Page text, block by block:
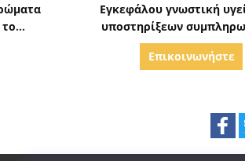
Εγκεφάλου γνωστική
υποστηρίξεων
τροφίμων υγείας
Επικοινωνήστε